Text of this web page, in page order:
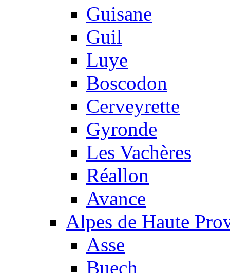
Guisane
Guil
Luye
Boscodon
Cerveyrette
Gyronde
Les Vachères
Réallon
Avance
Alpes de Haute
Asse
Buech